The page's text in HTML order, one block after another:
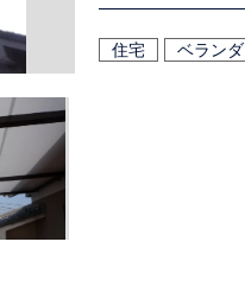
住宅 ベランダ